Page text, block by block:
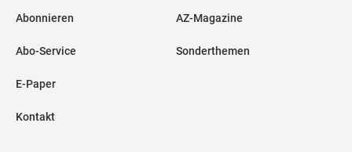
Abonnieren
Abo-Service
E-Paper
Kontakt
AZ-Magazine
Sonderthemen